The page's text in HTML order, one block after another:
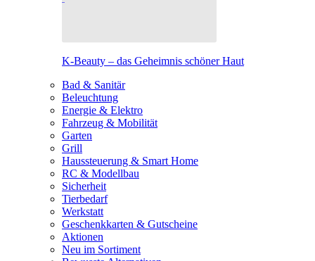
K-Beauty – das Geheimnis schöner Haut
Bad & Sanitär
Beleuchtung
Energie & Elektro
Fahrzeug & Mobilität
Garten
Grill
Haussteuerung & Smart Home
RC & Modellbau
Sicherheit
Tierbedarf
Werkstatt
Geschenkkarten & Gutscheine
Aktionen
Neu im Sortiment